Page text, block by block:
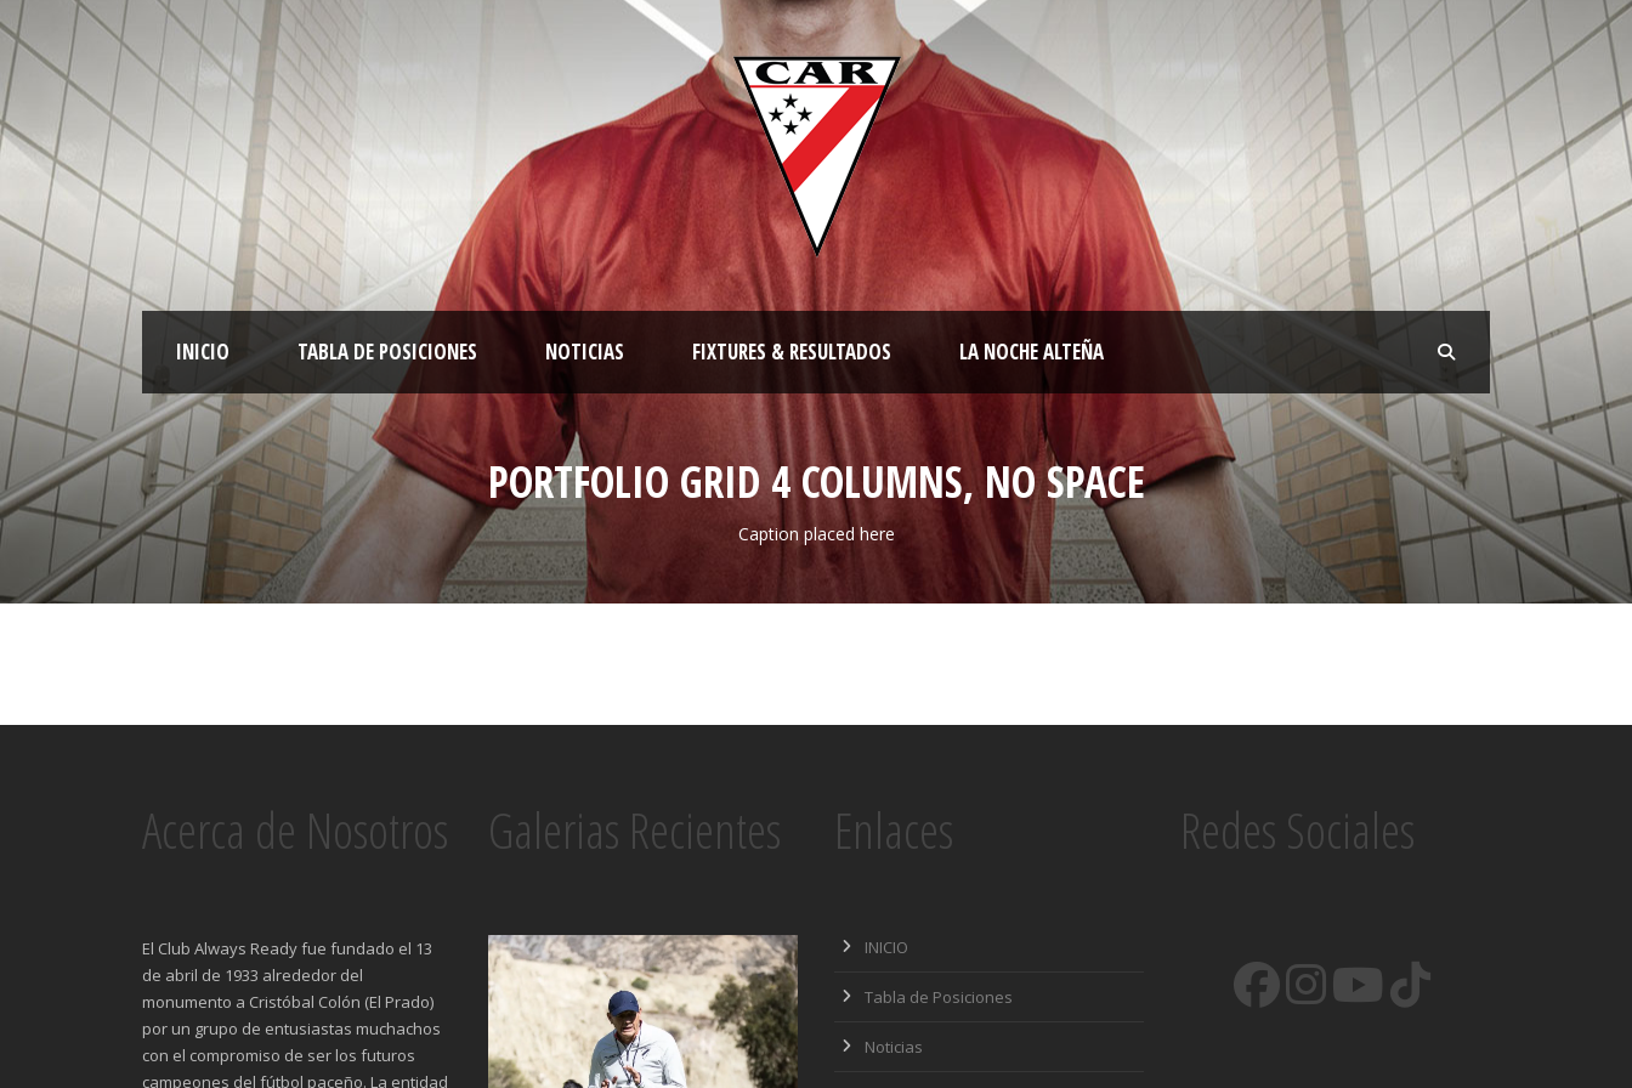
INICIO TABLA DE POSICIONES NOTICIAS FIXTURES & RESULTADOS LA NOCHE ALTEÑA
PORTFOLIO GRID 4 COLUMNS, NO SPACE
Caption placed here
Acerca de Nosotros
El Club Always Ready fue fundado el 13
de abril de 1933 alrededor del
monumento a Cristóbal Colón (El Prado)
por un grupo de entusiastas muchachos
con el compromiso de ser los futuros
campeones del fútbol paceño. La entidad
Galerias Recientes Enlaces
INICIO
Tabla de Posiciones
Noticias
Redes Sociales